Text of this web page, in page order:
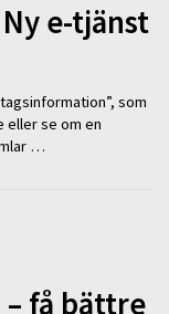
e-tjänst
som
eller se om en
…
få bättre